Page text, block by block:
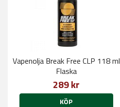
Vapenolja Break Free CLP 118 ml
Flaska
289 kr
KÖP